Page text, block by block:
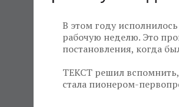
В этом году
рабочую неделю. Это
постановления, когда
ТЕКСТ решил
стала пионером-